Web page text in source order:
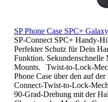
SP Phone Case SPC+
SP-Connect SPC+ Handy-
Perfekter Schutz für Dein
Funktion. Sekundenschnelle
Mounts. Twist-to-Lock-
Phone Case über den auf
Connect-Twist-to-Lock-
90-Grad-Drehung mit der